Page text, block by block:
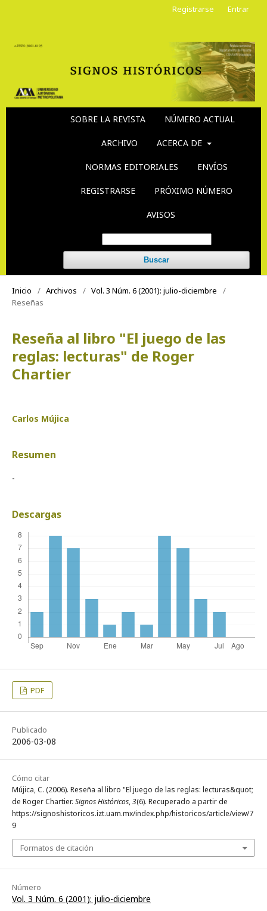
SOBRE LA REVISTA NÚMERO ACTUAL
ARCHIVO ACERCA DE
NORMAS EDITORIALES ENVÍOS
REGISTRARSE PRÓXIMO NÚMERO
AVISOS
Buscar
Registrarse Entrar
Inicio / Archivos / Vol. 3 Núm. 6 (2001): julio-diciembre
/
Reseñas
Reseña al libro "El juego de las
reglas: lecturas" de Roger
Chartier
Carlos Mújica
Resumen
-
Descargas
PDF
Publicado
2006-03-08
Cómo citar
Mújica, C. (2006). Reseña al libro "El juego de las reglas: lecturas&quot;
de Roger Chartier. Signos Históricos,3(6). Recuperado a partir de
https://signoshistoricos.izt.uam.mx/index.php/historicos/article/view/7
9
Formatos de citación
Número
Vol. 3 Núm. 6 (2001): julio-diciembre